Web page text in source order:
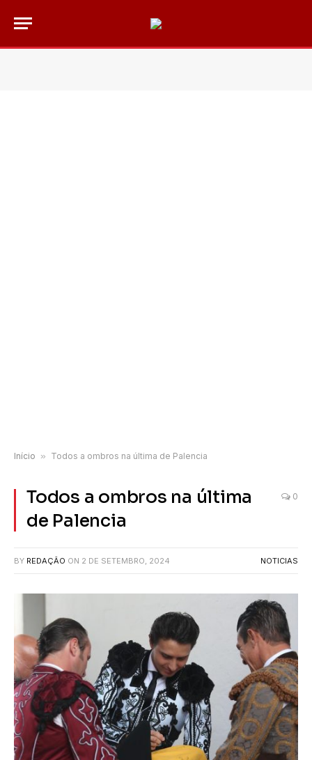
Início » Todos a ombros na última de Palencia
Todos a ombros na última
de Palencia
0
BY REDAÇÃO ON 2 DE SETEMBRO, 2024 NOTICIAS